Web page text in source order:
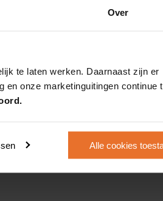
Over
te laten werken. Daarnaast zijn er
en onze marketinguitingen continue
Alle cookies